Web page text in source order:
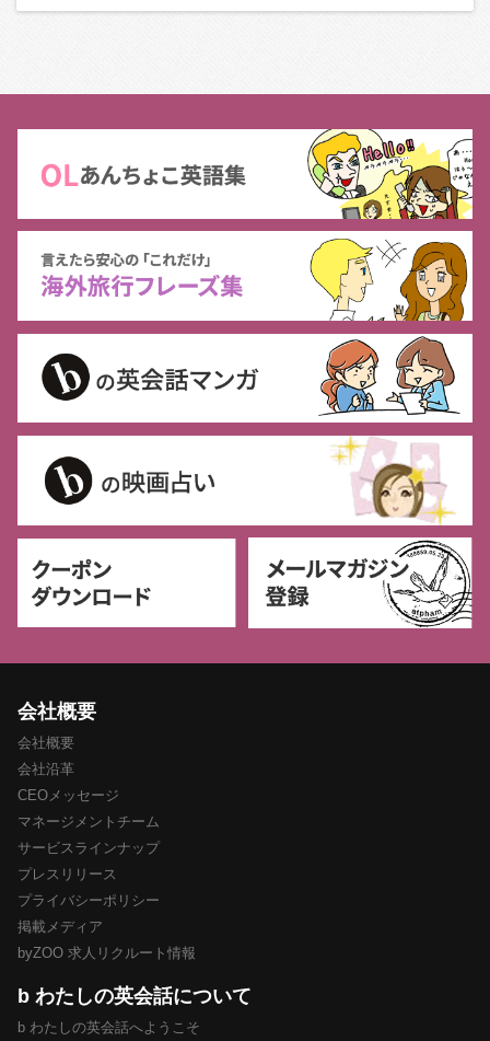
会社概要
会社概要
会社沿革
CEOメッセージ
マネージメントチーム
サービスラインナップ
プレスリリース
プライバシーポリシー
掲載メディア
byZOO 求人リクルート情報
b わたしの英会話について
b わたしの英会話へようこそ